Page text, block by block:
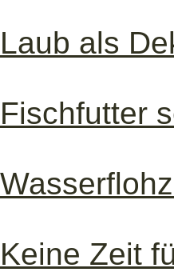
Laub als
Fischfutter
Keine Zeit